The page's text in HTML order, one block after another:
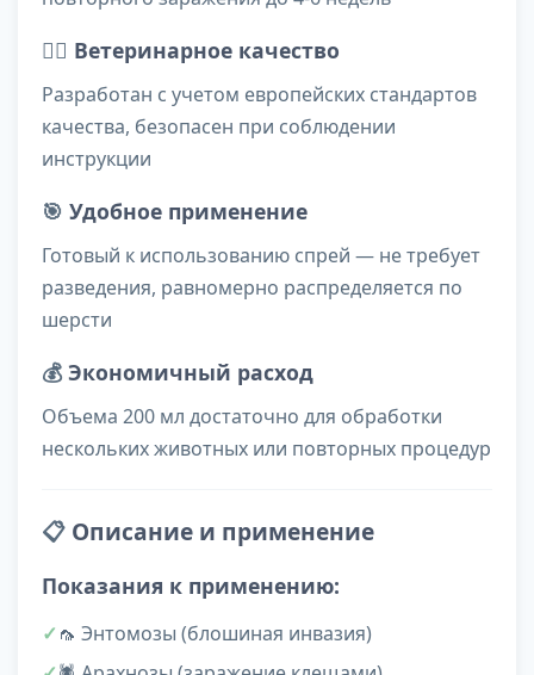
👨‍⚕️ Ветеринарное качество
Разработан с учетом европейских стандартов
качества, безопасен при соблюдении
инструкции
🎯 Удобное применение
Готовый к использованию спрей — не требует
разведения, равномерно распределяется по
шерсти
💰 Экономичный расход
Объема 200 мл достаточно для обработки
нескольких животных или повторных процедур
📋 Описание и применение
Показания к применению:
🦟 Энтомозы (блошиная инвазия)